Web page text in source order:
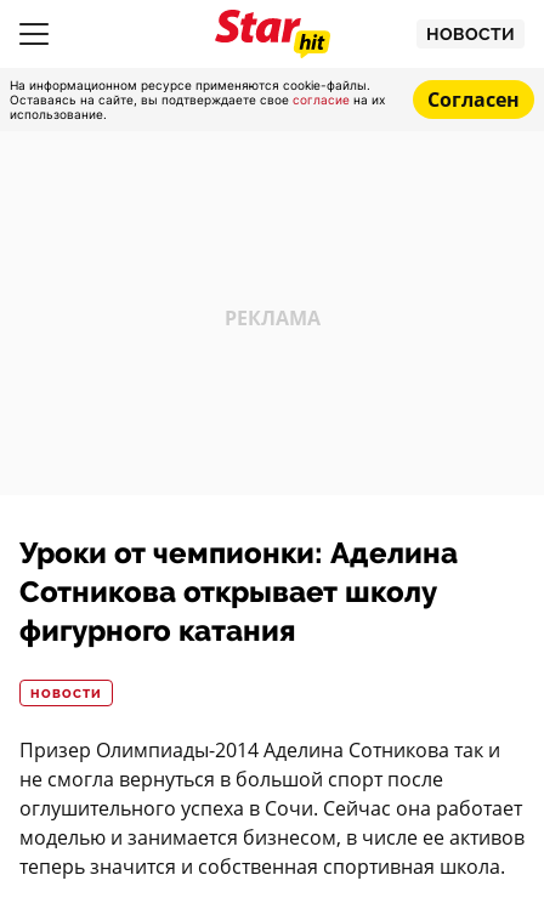
НОВОСТИ
На информационном ресурсе применяются cookie-файлы.
Оставаясь на сайте, вы подтверждаете свое согласие на их
использование.
Согласен
Уроки от чемпионки: Аделина
Сотникова открывает школу
фигурного катания
НОВОСТИ
Призер Олимпиады-2014 Аделина Сотникова так и
не смогла вернуться в большой спорт после
оглушительного успеха в Сочи. Сейчас она работает
моделью и занимается бизнесом, в числе ее активов
теперь значится и собственная спортивная школа.